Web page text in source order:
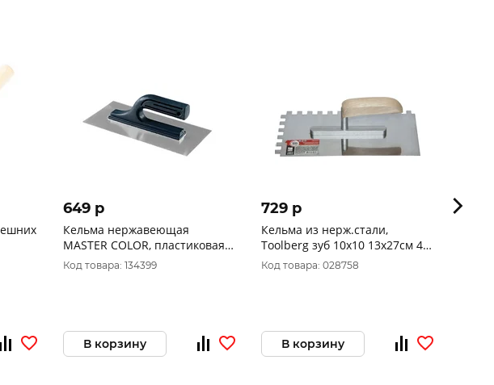
649 p
Кельма нержавеющая
MASTER COLOR, пластиковая
ручка, 270 x 130 мм 30-2012
Код товара: 134399
В корзину
729 p
Кельма из нерж.стали,
Toolberg зуб 10х10 13х27см 40
1401210 (1401010)
Код товара: 028758
В корзину
858